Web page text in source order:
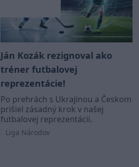
Ján Kozák rezignoval ako
tréner futbalovej
reprezentácie!
Po prehrách s Ukrajinou a Českom
prišiel zásadný krok v našej
futbalovej reprezentácii.
Liga Národov